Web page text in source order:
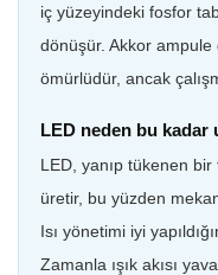
iç yüzeyindeki fosfor
dönüşür. Akkor
ömürlüdür, ancak
LED neden bu
LED, yanıp tükenen bir
üretir, bu yüzden
Isı yönetimi iyi
Zamanla ışık akısı